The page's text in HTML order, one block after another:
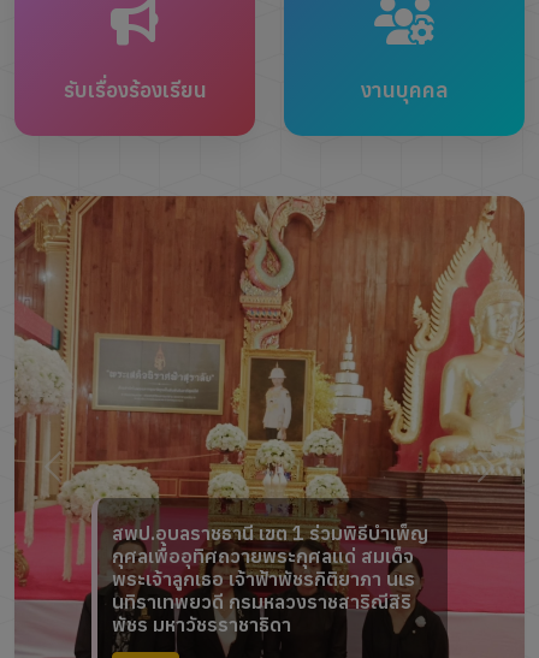
รับเรื่องร้องเรียน งานบุคคล
สพป.อุบลราชธานี เขต 1 ร่วมพิธีบำเพ็ญ
กุศลเพื่ออุทิศถวายพระกุศลแด่ สมเด็จ
พระเจ้าลูกเธอ เจ้าฟ้าพัชรกิติยาภา นเร
นทิราเทพยวดี กรมหลวงราชสาริณีสิริ
พัชร มหาวัชรราชาธิดา